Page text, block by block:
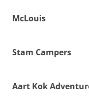
McLouis
Stam Campers
Aart Kok